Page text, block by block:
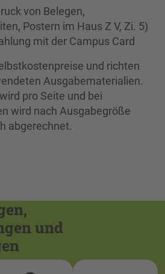
von Belegen,
Postern im Haus Z V, Zi. 5)
mit der Campus Card
und richten
Ausgabematerialien.
pro Seite und bei
wird nach Ausgabegröße
abgerechnet.
und